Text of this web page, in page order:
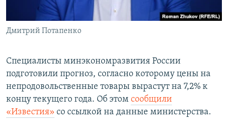
Дмитрий Потапенко
Специалисты минэкономразвития России
подготовили прогноз, согласно которому цены на
непродовольственные товары вырастут на 7,2% к
концу текущего года. Об этом сообщили
«Известия» со ссылкой на данные министерства.